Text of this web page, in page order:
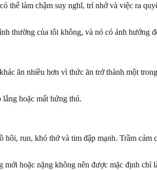
thể làm chậm suy nghĩ, trí nhớ và việc ra
thường của tôi không, và nó có ảnh hưởng
ăn nhiều hơn vì thức ăn trở thành một
hoặc mất hứng thú.
run, khó thở và tim đập mạnh. Trầm cảm
hoặc nặng không nên được mặc định chỉ